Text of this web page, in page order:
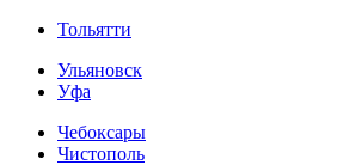
Тольятти
Ульяновск
Уфа
Чебоксары
Чистополь